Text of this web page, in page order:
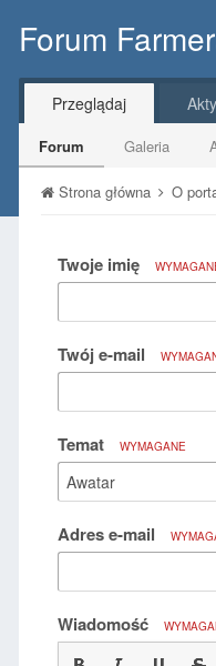
Forum
Przeglądaj
Forum Galeria
Strona główna O
Twoje imię
Twój e-mail
Temat WYMAGANE
Adres e-mail
Wiadomość